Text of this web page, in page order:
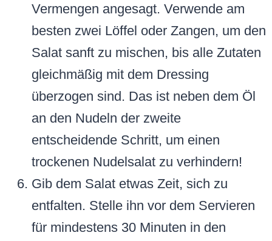
Vermengen angesagt. Verwende am
besten zwei Löffel oder Zangen, um den
Salat sanft zu mischen, bis alle Zutaten
gleichmäßig mit dem Dressing
überzogen sind. Das ist neben dem Öl
an den Nudeln der zweite
entscheidende Schritt, um einen
trockenen Nudelsalat zu verhindern!
Gib dem Salat etwas Zeit, sich zu
entfalten. Stelle ihn vor dem Servieren
für mindestens 30 Minuten in den